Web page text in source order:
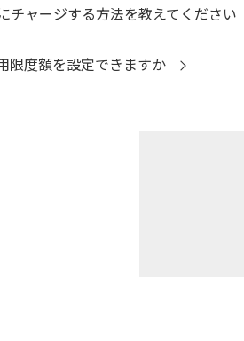
チャージする方法を教えてください
限度額を設定できますか